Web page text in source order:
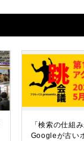
「検索の仕組
Googleが古い